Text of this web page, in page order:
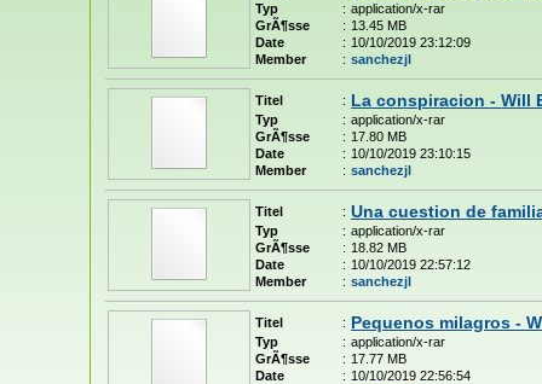
Typ : application/x-rar
GrÃ¶sse
: 13.45 MB
Date
: 10/10/2019 23:12:09
Member
: sanchezjl
Titel : La conspiracion - Will
Typ : application/x-rar
GrÃ¶sse
: 17.80 MB
Date
: 10/10/2019 23:10:15
Member
: sanchezjl
Titel : Una cuestion de
Typ : application/x-rar
GrÃ¶sse
: 18.82 MB
Date
: 10/10/2019 22:57:12
Member
: sanchezjl
Titel : Pequenos milagros -
Typ : application/x-rar
GrÃ¶sse
: 17.77 MB
Date
: 10/10/2019 22:56:54